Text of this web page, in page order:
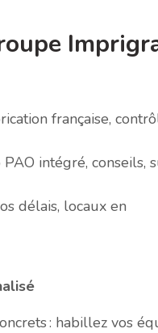
française,
intégré, conseils,
délais, locaux en
: habillez vos